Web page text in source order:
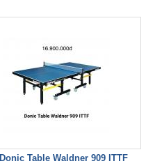
Donic Table Waldner 909 ITTF